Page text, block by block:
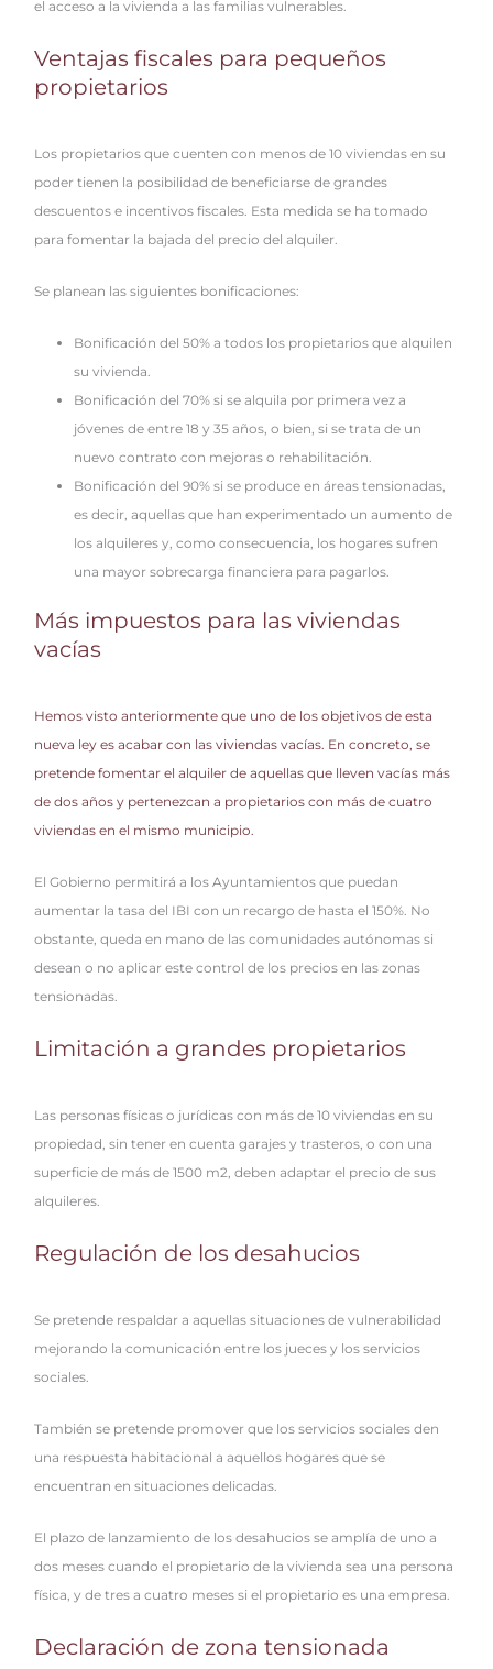
el acceso a la vivienda a las familias vulnerables.
Ventajas fiscales para pequeños
propietarios
Los propietarios que cuenten con menos de 10 viviendas en su
poder tienen la posibilidad de beneficiarse de grandes
descuentos e incentivos fiscales. Esta medida se ha tomado
para fomentar la bajada del precio del alquiler.
Se planean las siguientes bonificaciones:
Bonificación del 50% a todos los propietarios que alquilen
su vivienda.
Bonificación del 70% si se alquila por primera vez a
jóvenes de entre 18 y 35 años, o bien, si se trata de un
nuevo contrato con mejoras o rehabilitación.
Bonificación del 90% si se produce en áreas tensionadas,
es decir, aquellas que han experimentado un aumento de
los alquileres y, como consecuencia, los hogares sufren
una mayor sobrecarga financiera para pagarlos.
Más impuestos para las viviendas
vacías
Hemos visto anteriormente que uno de los objetivos de esta
nueva ley es acabar con las viviendas vacías. En concreto, se
pretende fomentar el alquiler de aquellas que lleven vacías más
de dos años y pertenezcan a propietarios con más de cuatro
viviendas en el mismo municipio.
El Gobierno permitirá a los Ayuntamientos que puedan
aumentar la tasa del IBI con un recargo de hasta el 150%. No
obstante, queda en mano de las comunidades autónomas si
desean o no aplicar este control de los precios en las zonas
tensionadas.
Limitación a grandes propietarios
Las personas físicas o jurídicas con más de 10 viviendas en su
propiedad, sin tener en cuenta garajes y trasteros, o con una
superficie de más de 1500 m2, deben adaptar el precio de sus
alquileres.
Regulación de los desahucios
Se pretende respaldar a aquellas situaciones de vulnerabilidad
mejorando la comunicación entre los jueces y los servicios
sociales.
También se pretende promover que los servicios sociales den
una respuesta habitacional a aquellos hogares que se
encuentran en situaciones delicadas.
El plazo de lanzamiento de los desahucios se amplía de uno a
dos meses cuando el propietario de la vivienda sea una persona
física, y de tres a cuatro meses si el propietario es una empresa.
Declaración de zona tensionada